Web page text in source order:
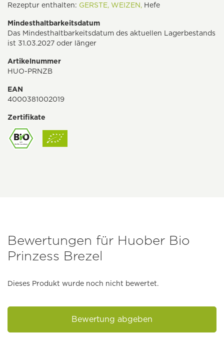
Rezeptur enthalten: GERSTE, WEIZEN, Hefe
Mindesthaltbarkeitsdatum
Das Mindesthaltbarkeitsdatum des aktuellen Lagerbestands
ist 31.03.2027 oder länger
Artikelnummer
HUO-PRNZB
EAN
4000381002019
Zertifikate
Bewertungen für Huober Bio
Prinzess Brezel
Dieses Produkt wurde noch nicht bewertet.
Bewertung abgeben